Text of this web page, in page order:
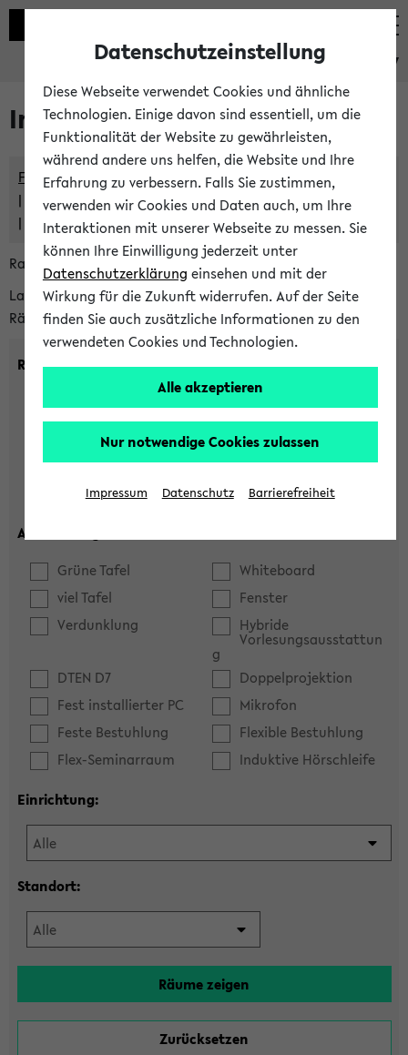
eKVV
Im eKVV verwaltete Räume
Freie Räume und Veranstaltungsüberschneidungen
Raumüberschneidungen
Hinweise der zentralen Raumvergabe
Raumanfragen:
raumvergabe@uni-bielefeld.de
Lassen Sie sich alle Räume anzeigen oder suchen Sie nach
Räumen mit bestimmten Eigenschaften:
Raumkriterien:
max. Plätze:
Ausstattung:
Grüne Tafel
Whiteboard
viel Tafel
Fenster
Verdunklung
Hybride
Vorlesungsausstattun
g
DTEN D7
Doppelprojektion
Fest installierter PC
Mikrofon
Feste Bestuhlung
Flexible Bestuhlung
Flex-Seminarraum
Induktive Hörschleife
Einrichtung:
Standort:
Datenschutzeinstellung
Diese Webseite verwendet Cookies und ähnliche
Technologien. Einige davon sind essentiell, um die
Funktionalität der Website zu gewährleisten,
während andere uns helfen, die Website und Ihre
Erfahrung zu verbessern. Falls Sie zustimmen,
verwenden wir Cookies und Daten auch, um Ihre
Interaktionen mit unserer Webseite zu messen. Sie
können Ihre Einwilligung jederzeit unter
Datenschutzerklärung einsehen und mit der
Wirkung für die Zukunft widerrufen. Auf der Seite
finden Sie auch zusätzliche Informationen zu den
verwendeten Cookies und Technologien.
Alle akzeptieren
Nur notwendige Cookies zulassen
Impressum Datenschutz Barrierefreiheit